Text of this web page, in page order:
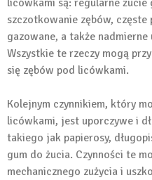
szczotkowanie zębów,
gazowane, a także
Wszystkie te rzeczy mogą
się zębów pod licówkami.
Kolejnym czynnikiem, który
licówkami, jest uporczywe i
takiego jak papierosy,
gum do żucia. Czynności te
mechanicznego zużycia i